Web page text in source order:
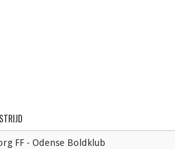
FF - Odense Boldklub